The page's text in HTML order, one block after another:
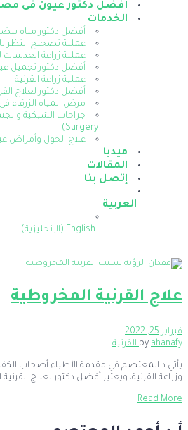
أفضل دكتور عيون فى
الخدمات
أفضل دكتور مياه
عملية تصحيح النظر
عملية زراعة
أفضل دكتور تجميل
عملية زراعة القرنية
أفضل دكتور لعلاج
مرض المياه الزرقاء
Surgery)
علاج الحَول وأمراض
ميديا
المقالات
إتصل بنا
العربية
English
(الإنجليزية)
علاج القرنية المخروطية
فبراير 25, 2022
by ahanafy القرنية
يأتي د.المعتصم في مقدمة الأطباء أصحاب
وزراعة القرنية، ويعتبر أفضل دكتور لعلاج
Read More